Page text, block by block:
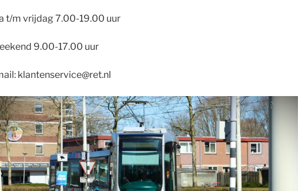
t/m vrijdag 7.00-19.00 uur
9.00-17.00 uur
klantenservice@ret.nl